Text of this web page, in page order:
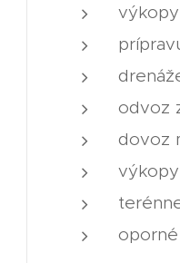
odvoz
dovoz
oporné